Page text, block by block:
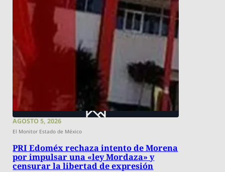
AGOSTO 5, 2026
El Monitor Estado de México
PRI Edoméx rechaza intento de Morena
por impulsar una «ley Mordaza» y
censurar la libertad de expresión